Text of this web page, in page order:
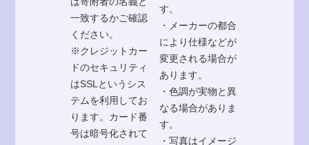
一致するかご確認
ください。
※クレジットカー
ドのセキュリティ
はSSLというシス
テムを利用してお
ります。カード番
号は暗号化されて
す。
・メーカーの都合
により仕様などが
変更される場合が
あります。
・色調が実物と異
なる場合がありま
す。
・写真はイメージ